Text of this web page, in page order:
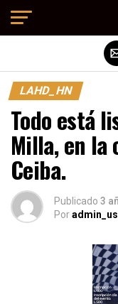
LAHD_HN
Todo está
Milla, en la
Ceiba.
Publicado 3
Por